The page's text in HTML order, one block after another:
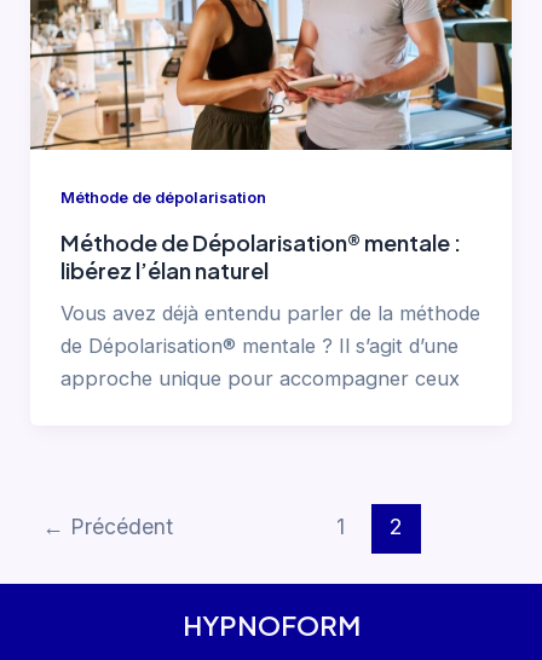
Méthode de dépolarisation
Méthode de Dépolarisation® mentale :
libérez l’élan naturel
Vous avez déjà entendu parler de la méthode
de Dépolarisation® mentale ? Il s’agit d’une
approche unique pour accompagner ceux
← Précédent 1 2
HYPNOFORM